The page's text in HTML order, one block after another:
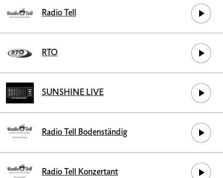
Radio Tell
RTO
SUNSHINE LIVE
Radio Tell Bodenständig
Radio Tell Konzertant